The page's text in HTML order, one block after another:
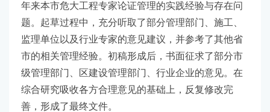
年来本市危大工程专家论证管理的实践经验与存在问
题。起草过程中，充分听取了部分管理部门、施工、
监理单位以及行业专家的意见建议，并参考了其他省
市的相关管理经验。初稿形成后，书面征求了部分市
级管理部门、区建设管理部门、行业企业的意见。在
综合研究吸收各方合理意见的基础上，反复修改完
善，形成了最终文件。